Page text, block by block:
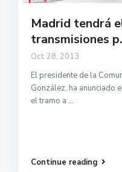
Madrid tendrá
transmisiones
Oct 28, 2013
El presidente de la
González, ha anunciado
el tramo a...
Continue reading